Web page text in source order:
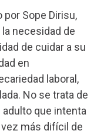
por Sope Dirisu,
necesidad de
de cuidar a su
en
laboral,
No se trata de
adulto que intenta
más difícil de